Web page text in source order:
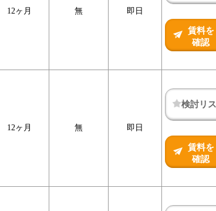
12ヶ月 無 即日
賃料を
確認
12ヶ月 無 即日
検討リ
賃料を
確認